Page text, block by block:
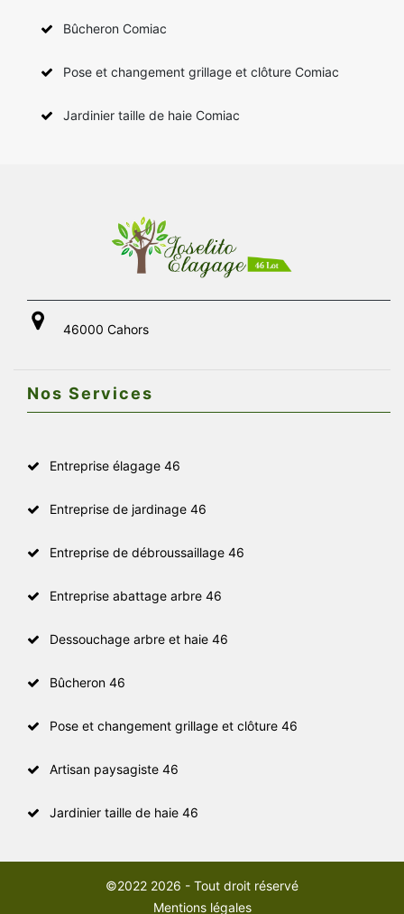
Bûcheron Comiac
Pose et changement grillage et clôture Comiac
Jardinier taille de haie Comiac
46000 Cahors
Nos Services
Entreprise élagage 46
Entreprise de jardinage 46
Entreprise de débroussaillage 46
Entreprise abattage arbre 46
Dessouchage arbre et haie 46
Bûcheron 46
Pose et changement grillage et clôture 46
Artisan paysagiste 46
Jardinier taille de haie 46
©2022 2026 - Tout droit réservé
Mentions légales